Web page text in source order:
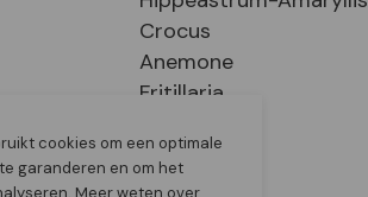
Crocus
Anemone
Fritillaria
cookies om een optimale
garanderen en om het
Meer weten over